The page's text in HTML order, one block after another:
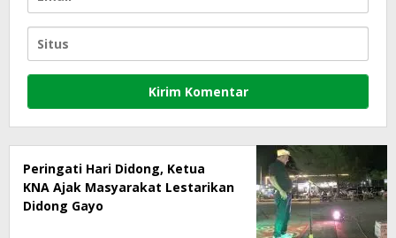
Peringati Hari Didong, Ketua
KNA Ajak Masyarakat Lestarikan
Didong Gayo